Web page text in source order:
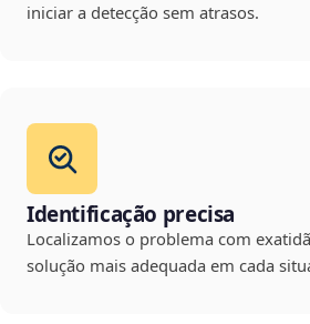
iniciar a detecção sem atrasos.
Identificação precisa
Localizamos o problema com
solução mais adequada em cada